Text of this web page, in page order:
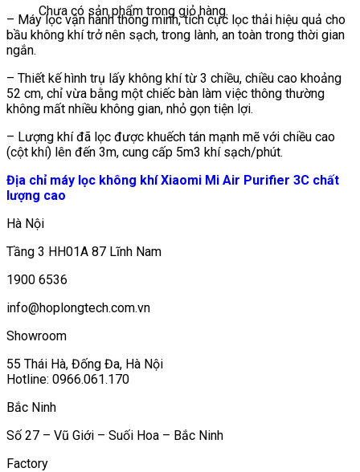
Chưa có sản phẩm trong giỏ hàng.
– Máy lọc vận hành thông minh, tích cực lọc thải hiệu quả cho
bầu không khí trở nên sạch, trong lành, an toàn trong thời gian
ngắn.
– Thiết kế hình trụ lấy không khí từ 3 chiều, chiều cao khoảng
52 cm, chỉ vừa bằng một chiếc bàn làm việc thông thường
không mất nhiều không gian, nhỏ gọn tiện lợi.
– Lượng khí đã lọc được khuếch tán mạnh mẽ với chiều cao
(cột khí) lên đến 3m, cung cấp 5m3 khí sạch/phút.
Địa chỉ máy lọc không khí Xiaomi Mi Air Purifier 3C chất
lượng cao
Hà Nội
Tầng 3 HH01A 87 Lĩnh Nam
1900 6536
info@hoplongtech.com.vn
Showroom
55 Thái Hà, Đống Đa, Hà Nội
Hotline: 0966.061.170
Bắc Ninh
Số 27 – Vũ Giới – Suối Hoa – Bắc Ninh
Factory